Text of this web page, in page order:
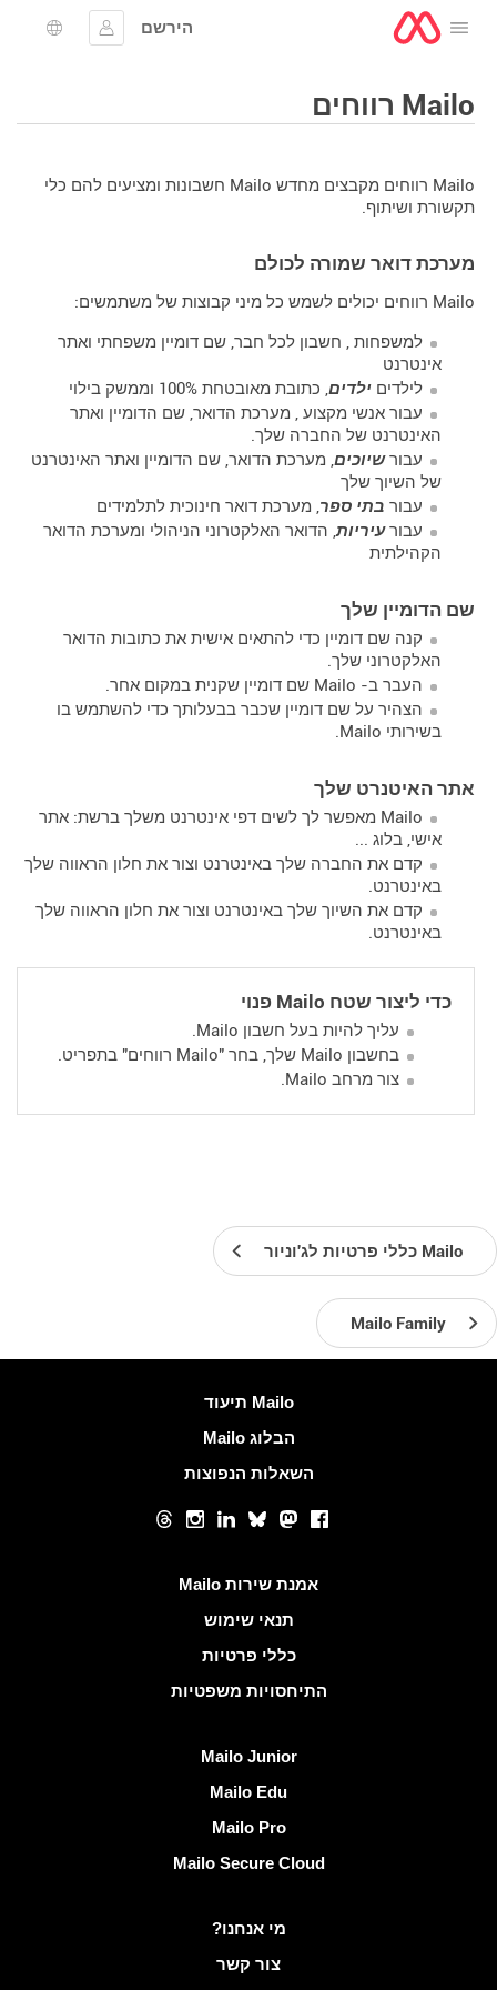
לפתוח את התפריט
הירשם
להתחבר
Mailo רווחים
Mailo רווחים מקבצים מחדש Mailo חשבונות ומציעים להם כלי
תקשורת ושיתוף.
מערכת דואר שמורה לכולם
Mailo רווחים יכולים לשמש כל מיני קבוצות של משתמשים:
למשפחות , חשבון לכל חבר, שם דומיין משפחתי ואתר
אינטרנט
לילדים ילדים, כתובת מאובטחת 100% וממשק בילוי
עבור אנשי מקצוע , מערכת הדואר, שם הדומיין ואתר
האינטרנט של החברה שלך.
עבורשיוכים, מערכת הדואר, שם הדומיין ואתר האינטרנט
של השיוך שלך
עבור בתי ספר, מערכת דואר חינוכית לתלמידים
עבורעיריות, הדואר האלקטרוני הניהולי ומערכת הדואר
הקהילתית
שם הדומיין שלך
קנה שם דומיין כדי להתאים אישית את כתובות הדואר
האלקטרוני שלך.
העבר ב- Mailo שם דומיין שקנית במקום אחר.
הצהיר על שם דומיין שכבר בבעלותך כדי להשתמש בו
בשירותי Mailo.
אתר האיטנרט שלך
Mailo מאפשר לך לשים דפי אינטרנט משלך ברשת: אתר
אישי, בלוג ...
קדם את החברה שלך באינטרנט וצור את חלון הראווה שלך
באינטרנט.
קדם את השיוך שלך באינטרנט וצור את חלון הראווה שלך
באינטרנט.
כדי ליצור שטח Mailo פנוי
עליך להיות בעל חשבון Mailo.
בחשבון Mailo שלך, בחר "Mailo רווחים" בתפריט.
צור מרחב Mailo.
Mailo כללי פרטיות לג'וניור
Mailo Family
Mailo תיעוד
הבלוג Mailo
השאלות הנפוצות
Facebook
Mastodon
Bluesky
LinkedIn
Instagram
Threads
אמנת שירות Mailo
תנאי שימוש
כללי פרטיות
התיחסויות משפטיות
Mailo Junior
Mailo Edu
Mailo Pro
Mailo Secure Cloud
מי אנחנו?
צור קשר